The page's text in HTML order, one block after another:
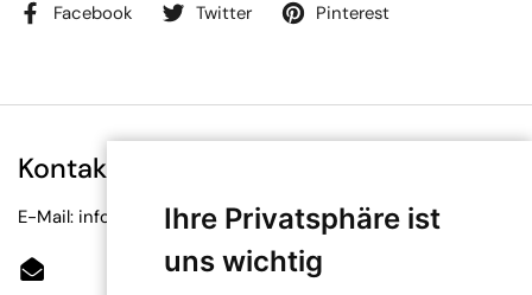
Ihre Privatsphäre ist
uns wichtig
Facebook Twitter Pinterest
Kontakt
E-Mail: info@bioetiketten.at
Email